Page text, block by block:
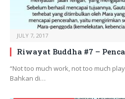
JULY 7, 2017
Riwayat Buddha #7 –
“Not too much work, not too much
Bahkan di…